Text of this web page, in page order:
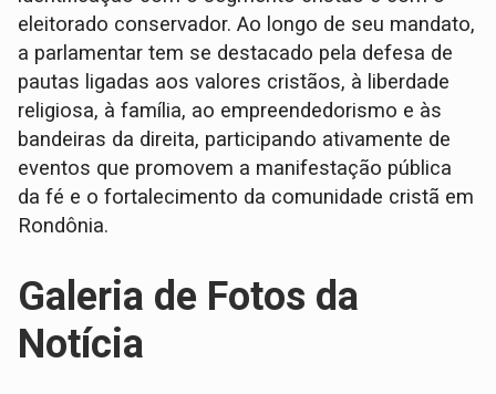
eleitorado conservador. Ao longo de seu mandato,
a parlamentar tem se destacado pela defesa de
pautas ligadas aos valores cristãos, à liberdade
religiosa, à família, ao empreendedorismo e às
bandeiras da direita, participando ativamente de
eventos que promovem a manifestação pública
da fé e o fortalecimento da comunidade cristã em
Rondônia.
Galeria de Fotos da
Notícia